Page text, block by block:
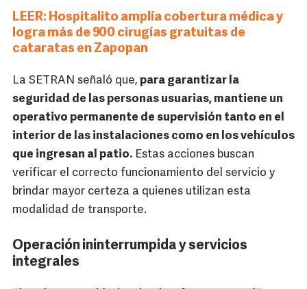
LEER: Hospitalito amplía cobertura médica y
logra más de 900 cirugías gratuitas de
cataratas en Zapopan
La SETRAN señaló que, para garantizar la
seguridad de las personas usuarias, mantiene un
operativo permanente de supervisión tanto en el
interior de las instalaciones como en los vehículos
que ingresan al patio. Estas acciones buscan
verificar el correcto funcionamiento del servicio y
brindar mayor certeza a quienes utilizan esta
modalidad de transporte.
Operación ininterrumpida y servicios
integrales